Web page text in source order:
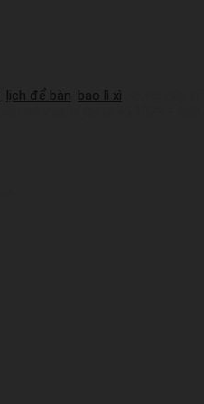
lịch để bàn bao lì xì